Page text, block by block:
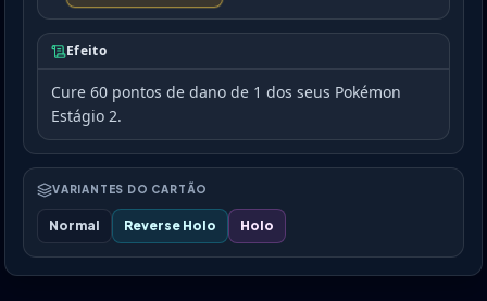
Efeito
Cure 60 pontos de dano de 1 dos seus Pokémon
Estágio 2.
VARIANTES DO CARTÃO
Normal Reverse Holo Holo